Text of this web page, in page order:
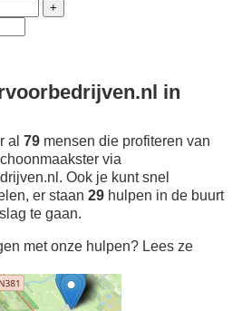
in
al 79 mensen die profiteren van
via
Ook je kunt snel
er staan 29 hulpen in de buurt
te gaan.
met onze hulpen? Lees ze